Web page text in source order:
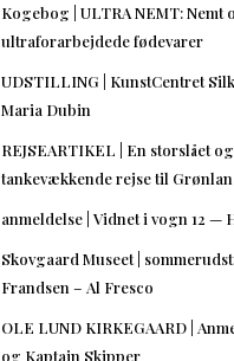
Kogebog | ULTRA NEMT: Nemt
ultraforarbejdede fødevarer
UDSTILLING | KunstCentret
Maria Dubin
REJSEARTIKEL | En storslået og
tankevækkende rejse til
anmeldelse | Vidnet i vogn 12 —
Skovgaard Museet |
Frandsen – Al Fresco
OLE LUND KIRKEGAARD |
og Kaptajn Skipper